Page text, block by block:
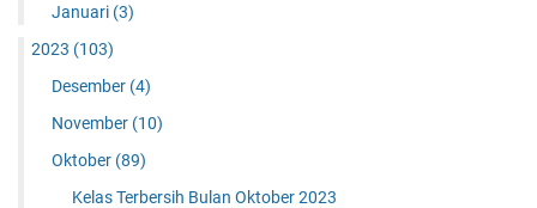
Januari (3)
2023 (103)
Desember (4)
November (10)
Oktober (89)
Kelas Terbersih Bulan Oktober 2023